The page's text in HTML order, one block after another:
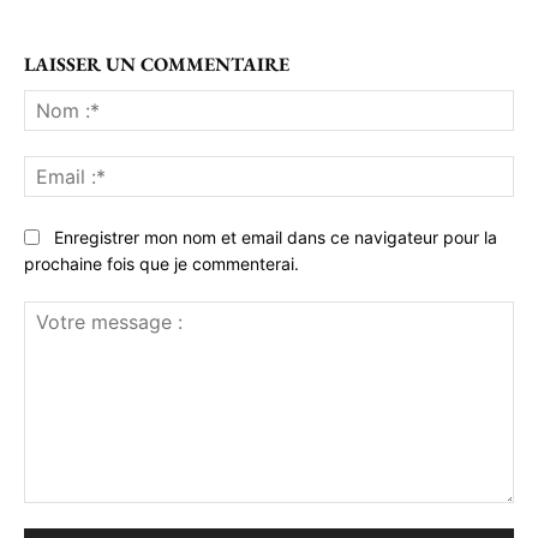
LAISSER UN COMMENTAIRE
:*
:*
Enregistrer mon nom et email dans ce navigateur pour la
prochaine fois que je commenterai.